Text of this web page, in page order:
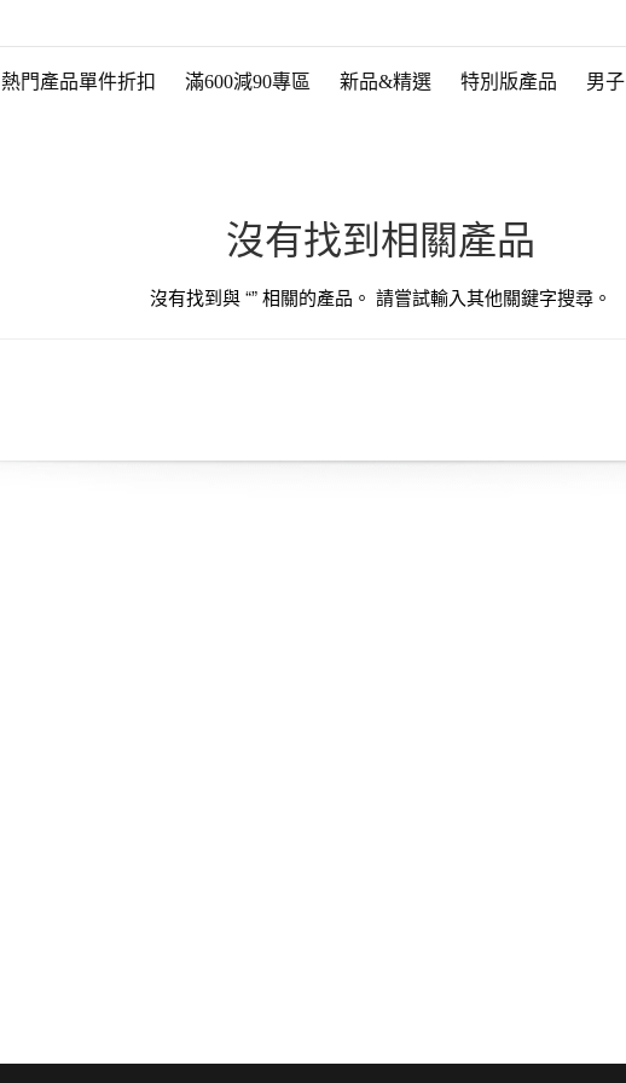
熱門產品單件折扣 滿600減90專區 新品&精選 特別版產品 男子
沒有找到相關產品
沒有找到與 “” 相關的產品。 請嘗試輸入其他關鍵字搜尋。